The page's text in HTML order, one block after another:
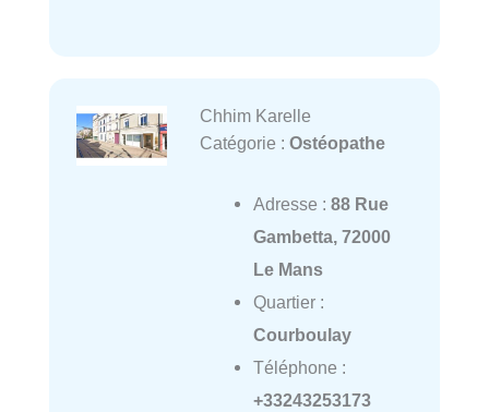
Chhim Karelle
Catégorie : Ostéopathe
Adresse : 88 Rue
Gambetta, 72000
Le Mans
Quartier :
Courboulay
Téléphone :
+33243253173